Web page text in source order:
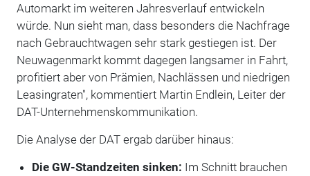
Automarkt im weiteren Jahresverlauf entwickeln
würde. Nun sieht man, dass besonders die Nachfrage
nach Gebrauchtwagen sehr stark gestiegen ist. Der
Neuwagenmarkt kommt dagegen langsamer in Fahrt,
profitiert aber von Prämien, Nachlässen und niedrigen
Leasingraten", kommentiert Martin Endlein, Leiter der
DAT-Unternehmenskommunikation.
Die Analyse der DAT ergab darüber hinaus:
Die GW-Standzeiten sinken: Im Schnitt brauchen